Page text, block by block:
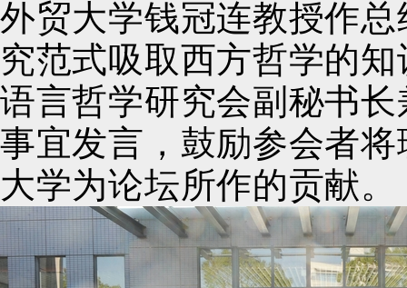
外贸大学钱冠连教授作
究范式吸取西方哲学的
语言哲学研究会副秘书
事宜发言，鼓励参会者
大学为论坛所作的贡献。